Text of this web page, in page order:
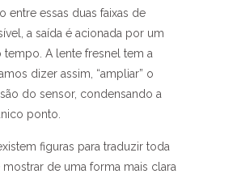
entre essas duas faixas de
a saída é acionada por um
tempo. A lente fresnel tem a
dizer assim, “ampliar” o
do sensor, condensando a
ponto.
figuras para traduzir toda
mostrar de uma forma mais clara